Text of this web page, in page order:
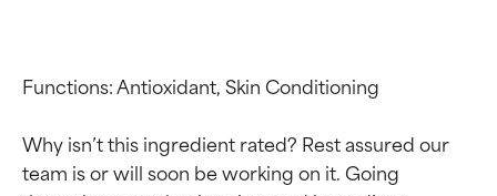
Functions: Antioxidant, Skin Conditioning
Why isn’t this ingredient rated? Rest assured our
team is or will soon be working on it. Going